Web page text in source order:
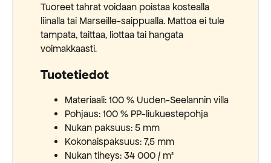
Tuoreet tahrat voidaan poistaa kostealla
liinalla tai Marseille-saippualla. Mattoa ei tule
tampata, taittaa, liottaa tai hangata
voimakkaasti.
Tuotetiedot
Materiaali: 100 % Uuden-Seelannin villa
Pohjaus: 100 % PP-liukuestepohja
Nukan paksuus: 5 mm
Kokonaispaksuus: 7,5 mm
Nukan tiheys: 34 000 / m²